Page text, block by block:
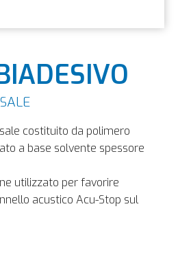
costituito da polimero
a base solvente spessore
utilizzato per favorire
acustico Acu-Stop sul